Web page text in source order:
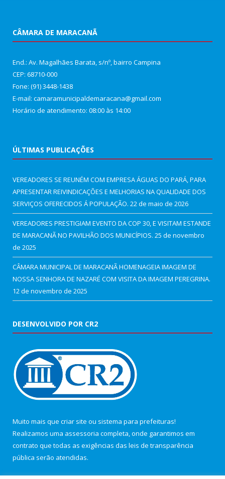
CÂMARA DE MARACANÃ
End.: Av. Magalhães Barata, s/nº, bairro Campina
CEP: 68710-000
Fone: (91) 3448-1438
E-mail: camaramunicipaldemaracana@gmail.com
Horário de atendimento: 08:00 às 14:00
ÚLTIMAS PUBLICAÇÕES
VEREADORES SE REUNÉM COM EMPRESA ÁGUAS DO PARÁ, PARA
APRESENTAR REIVINDICAÇÕES E MELHORIAS NA QUALIDADE DOS
SERVIÇOS OFERECIDOS Á POPULAÇÃO. 22 de maio de 2026
VEREADORES PRESTIGIAM EVENTO DA COP 30, E VISITAM ESTANDE
DE MARACANÃ NO PAVILHÃO DOS MUNICÍPIOS. 25 de novembro
de 2025
CÂMARA MUNICIPAL DE MARACANÃ HOMENAGEIA IMAGEM DE
NOSSA SENHORA DE NAZARÉ COM VISITA DA IMAGEM PEREGRINA.
12 de novembro de 2025
DESENVOLVIDO POR CR2
Muito mais que criar site ou sistema para prefeituras!
Realizamos uma assessoria completa, onde garantimos em
contrato que todas as exigências das leis de transparência
pública serão atendidas.